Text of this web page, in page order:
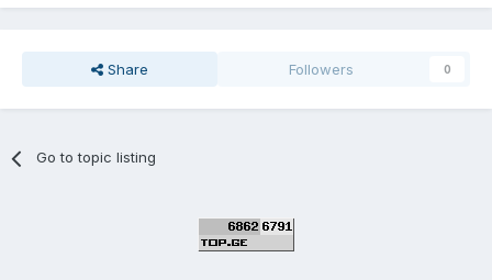
Share Followers 0
Go to topic listing